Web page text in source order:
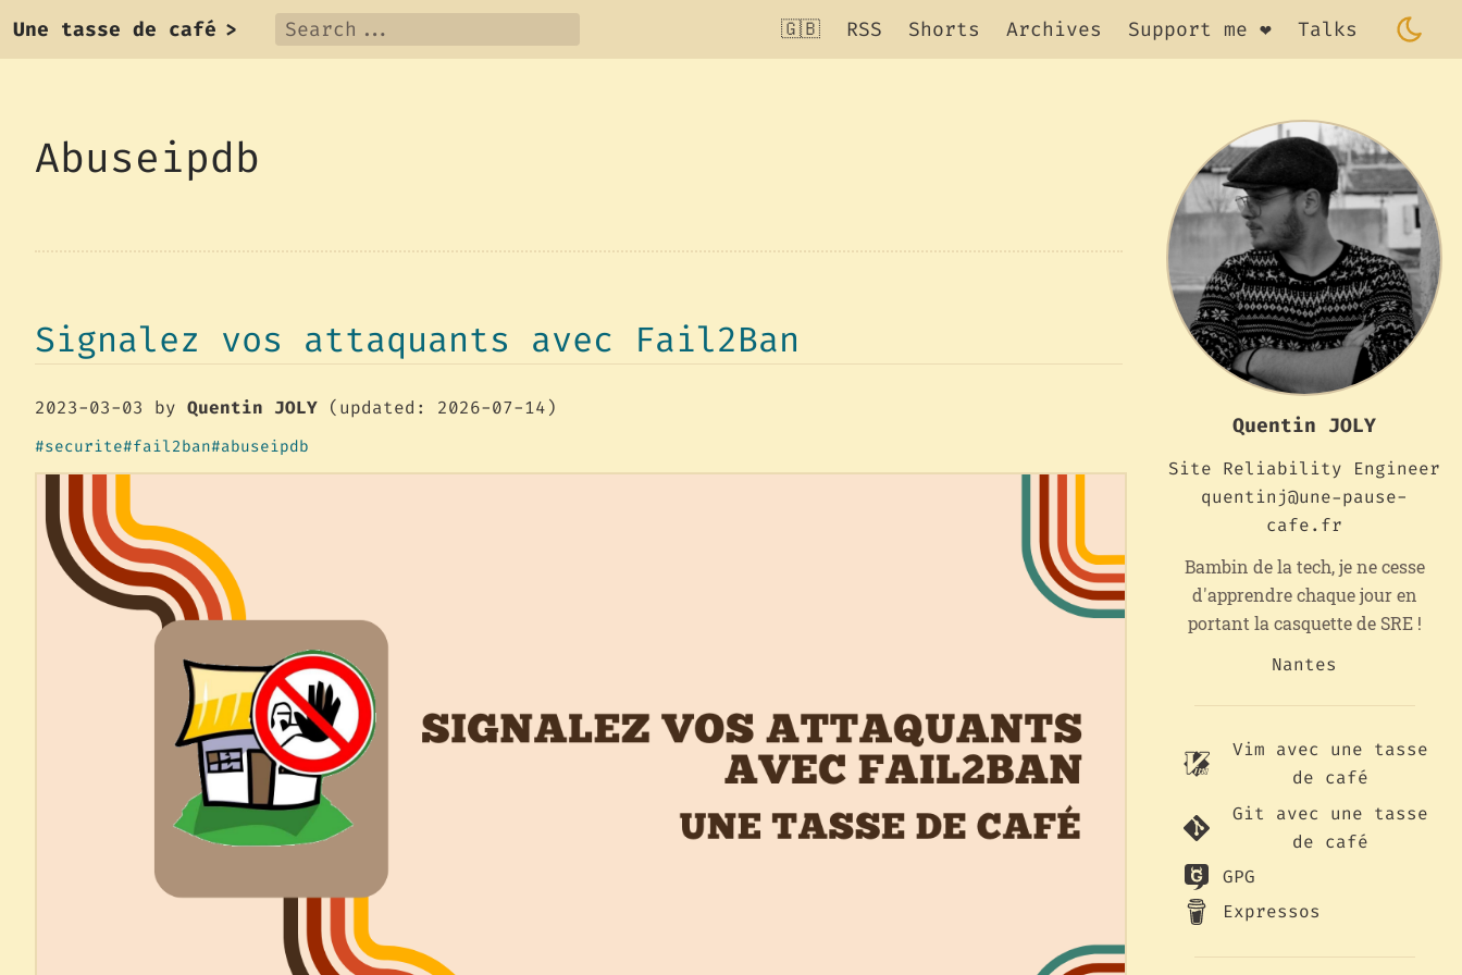
Une tasse de café > 🇬🇧 RSS Shorts Archives Support me ❤️ Talks
Abuseipdb
Signalez vos attaquants avec Fail2Ban
2023-03-03 byQuentin JOLY (updated: 2026-07-14)
securite fail2ban abuseipdb
Quentin JOLY
Site Reliability Engineer
quentinj@une-pause-
cafe.fr
Bambin de la tech, je ne cesse
d'apprendre chaque jour en
portant la casquette de SRE !
Nantes
Vim avec une tasse
de café
Git avec une tasse
de café
GPG
Expressos